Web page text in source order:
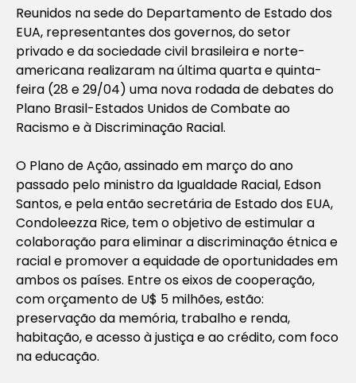
Reunidos na sede do Departamento de Estado dos
EUA, representantes dos governos, do setor
privado e da sociedade civil brasileira e norte-
americana realizaram na última quarta e quinta-
feira (28 e 29/04) uma nova rodada de debates do
Plano Brasil-Estados Unidos de Combate ao
Racismo e à Discriminação Racial.
O Plano de Ação, assinado em março do ano
passado pelo ministro da Igualdade Racial, Edson
Santos, e pela então secretária de Estado dos EUA,
Condoleezza Rice, tem o objetivo de estimular a
colaboração para eliminar a discriminação étnica e
racial e promover a equidade de oportunidades em
ambos os países. Entre os eixos de cooperação,
com orçamento de U$ 5 milhões, estão:
preservação da memória, trabalho e renda,
habitação, e acesso à justiça e ao crédito, com foco
na educação.